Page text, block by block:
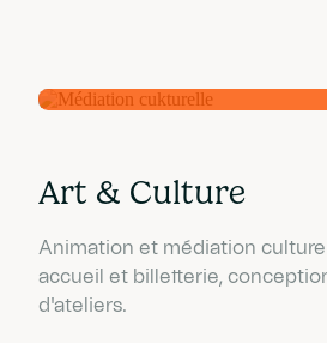
Art & Culture
Animation et médiation
accueil et billetterie,
d'ateliers.